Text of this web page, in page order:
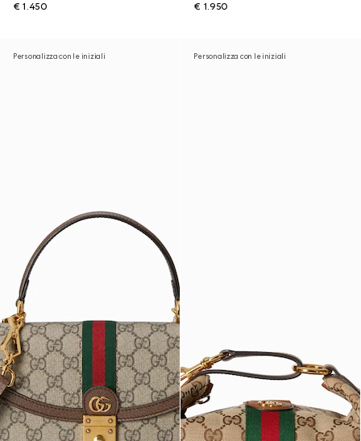
€ 1.450
€ 1.950
Personalizza con le iniziali Personalizza con le iniziali